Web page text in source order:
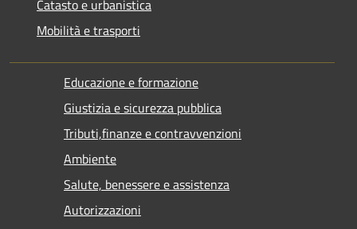
Catasto e urbanistica
Mobilità e trasporti
Educazione e formazione
Giustizia e sicurezza pubblica
Tributi,finanze e contravvenzioni
Ambiente
Salute, benessere e assistenza
Autorizzazioni